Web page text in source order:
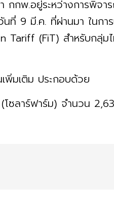
า กกพ.อยู่ระหว่างการพิจ
ที่ 9 มี.ค. ที่ผ่านมา ในกา
Tariff (FiT) สำหรับกลุ่ม
พิ่มเติม ประกอบด้วย
ลาร์ฟาร์ม) จำนวน